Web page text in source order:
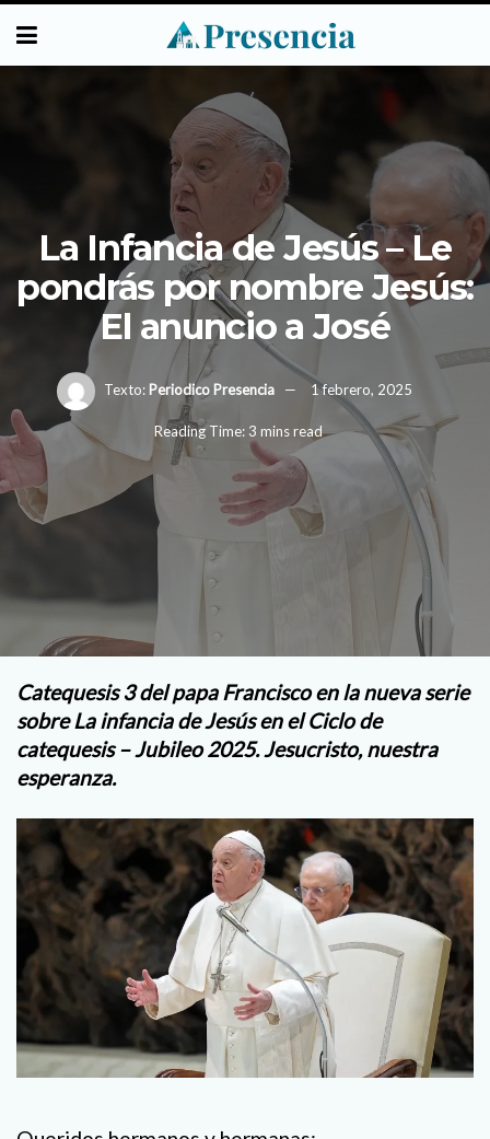
La Infancia de Jesús – Le
pondrás por nombre Jesús:
El anuncio a José
Texto: Periodico Presencia 1 febrero, 2025
Reading Time: 3 mins read
Catequesis 3 del papa Francisco en la nueva serie
sobreLa infancia de Jesús en el Ciclo de
catequesis – Jubileo 2025. Jesucristo, nuestra
esperanza.